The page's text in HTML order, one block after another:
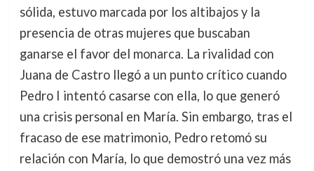
sólida, estuvo marcada por los altibajos y la
presencia de otras mujeres que buscaban
ganarse el favor del monarca. La rivalidad con
Juana de Castro llegó a un punto crítico cuando
Pedro I intentó casarse con ella, lo que generó
una crisis personal en María. Sin embargo, tras el
fracaso de ese matrimonio, Pedro retomó su
relación con María, lo que demostró una vez más